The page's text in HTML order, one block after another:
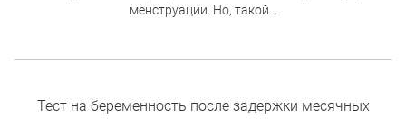
менструации. Но, такой…
Тест на беременность после задержки месячных